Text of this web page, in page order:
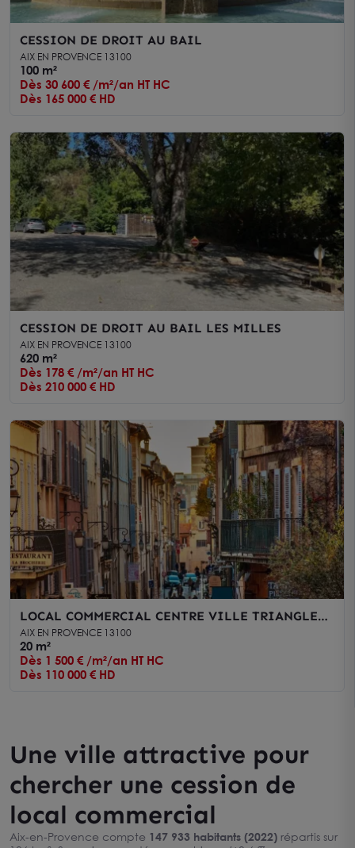
CESSION DE DROIT AU BAIL
AIX EN PROVENCE 13100
100 m²
Dès 30 600 € /m²/an HT HC
Dès 165 000 € HD
CESSION DE DROIT AU BAIL LES MILLES
AIX EN PROVENCE 13100
620 m²
Dès 178 € /m²/an HT HC
Dès 210 000 € HD
LOCAL COMMERCIAL CENTRE VILLE TRIANGLE
D'OR
AIX EN PROVENCE 13100
20 m²
Dès 1 500 € /m²/an HT HC
Dès 110 000 € HD
Une ville attractive pour
chercher une cession de
local commercial
Aix-en-Provence compte 147 933 habitants (2022) répartis sur